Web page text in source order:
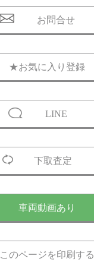
お問合せ
★お気に入り登録
LINE
下取査定
車両動画あり
このページを印刷する